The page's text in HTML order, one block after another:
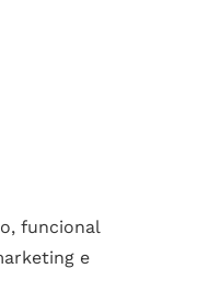
funcional
e